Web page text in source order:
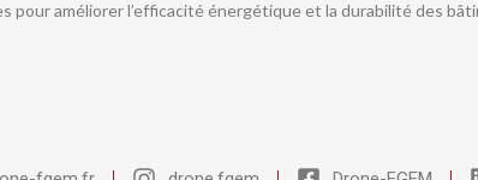
pour améliorer l’efficacité énergétique et la durabilité des